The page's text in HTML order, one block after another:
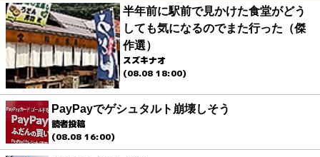
半年前に駅前で見かけた食堂がどう
しても気になるのでまた行った（傑
作選）
スズキナオ
(08.08 18:00)
PayPayでゲシュタルト崩壊しそう
読者投稿
(08.08 16:00)